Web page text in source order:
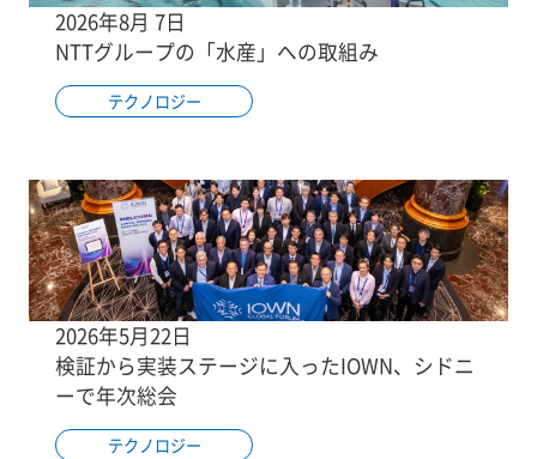
2026年8月 7日
NTTグループの「水産」への取組み
テクノロジー
2026年5月22日
検証から実装ステージに入ったIOWN、シドニ
ーで年次総会
テクノロジー